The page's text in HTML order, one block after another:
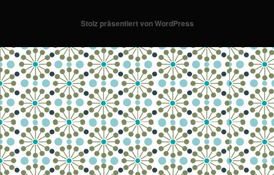
Stolz präsentiert von WordPress